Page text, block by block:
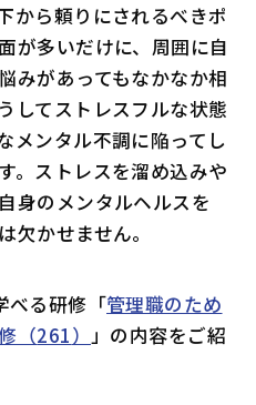
から頼りにされるべきポ
が多いだけに、周囲に自
みがあってもなかなか相
してストレスフルな状態
メンタル不調に陥ってし
。ストレスを溜め込みや
身のメンタルヘルスを
欠かせません。
べる研修「管理職のため
（261）」の内容をご紹